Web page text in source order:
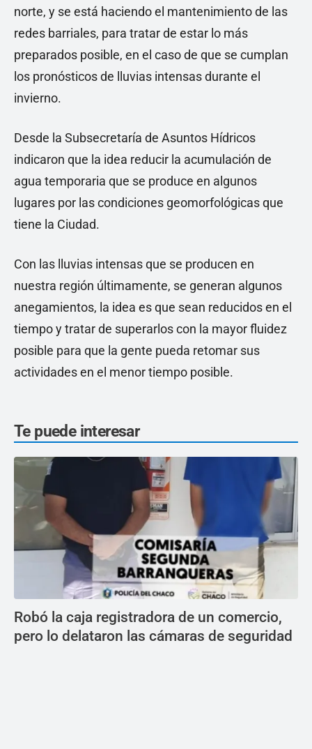
norte, y se está haciendo el mantenimiento de las
redes barriales, para tratar de estar lo más
preparados posible, en el caso de que se cumplan
los pronósticos de lluvias intensas durante el
invierno.
Desde la Subsecretaría de Asuntos Hídricos
indicaron que la idea reducir la acumulación de
agua temporaria que se produce en algunos
lugares por las condiciones geomorfológicas que
tiene la Ciudad.
Con las lluvias intensas que se producen en
nuestra región últimamente, se generan algunos
anegamientos, la idea es que sean reducidos en el
tiempo y tratar de superarlos con la mayor fluidez
posible para que la gente pueda retomar sus
actividades en el menor tiempo posible.
Te puede interesar
Robó la caja registradora de un comercio,
pero lo delataron las cámaras de seguridad